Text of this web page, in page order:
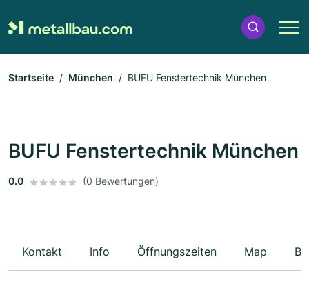
Startseite München BUFU Fenstertechnik München
BUFU Fenstertechnik München
0.0 (0 Bewertungen)
Kontakt Info Öffnungszeiten Map